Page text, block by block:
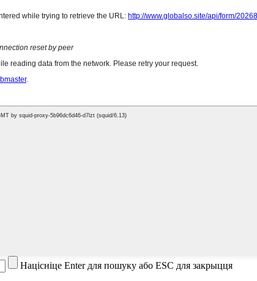
Націсніце Enter для пошуку або ESC для закрыцця